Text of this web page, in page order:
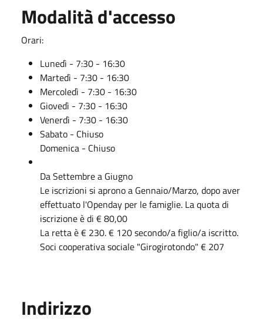
Modalità d'accesso
Orari:
Lunedì - 7:30 - 16:30
Martedì - 7:30 - 16:30
Mercoledì - 7:30 - 16:30
Giovedì - 7:30 - 16:30
Venerdì - 7:30 - 16:30
Sabato - Chiuso
Domenica - Chiuso
Da Settembre a Giugno
Le iscrizioni si aprono a Gennaio/Marzo, dopo aver
effettuato l'Openday per le famiglie. La quota di
iscrizione è di € 80,00
La retta è € 230. € 120 secondo/a figlio/a iscritto.
Soci cooperativa sociale "Girogirotondo" € 207
Indirizzo